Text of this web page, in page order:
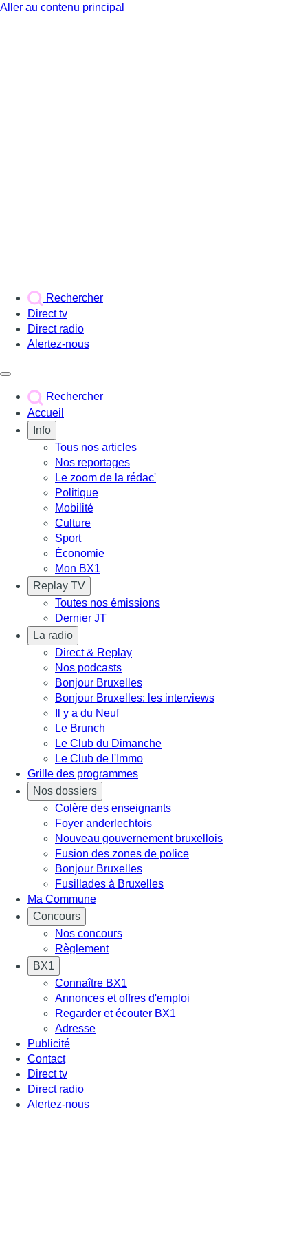
Aller au contenu principal
Rechercher
Direct tv
Direct radio
Alertez-nous
Rechercher
Accueil
Info
Tous nos articles
Nos reportages
Le zoom de la rédac'
Politique
Mobilité
Culture
Sport
Économie
Mon BX1
Replay TV
Toutes nos émissions
Dernier JT
La radio
Direct & Replay
Nos podcasts
Bonjour Bruxelles
Bonjour Bruxelles: les interviews
Il y a du Neuf
Le Brunch
Le Club du Dimanche
Le Club de l'Immo
Grille des programmes
Nos dossiers
Colère des enseignants
Foyer anderlechtois
Nouveau gouvernement bruxellois
Fusion des zones de police
Bonjour Bruxelles
Fusillades à Bruxelles
Ma Commune
Concours
Nos concours
Règlement
BX1
Connaître BX1
Annonces et offres d'emploi
Regarder et écouter BX1
Adresse
Publicité
Contact
Direct tv
Direct radio
Alertez-nous